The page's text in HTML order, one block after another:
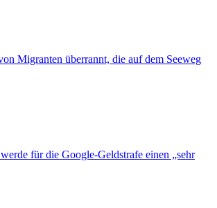
Migranten überrannt, die auf dem Seeweg
für die Google-Geldstrafe einen „sehr